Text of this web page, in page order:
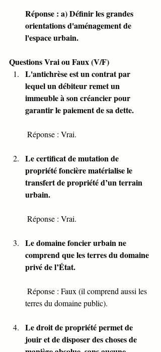
Réponse : a) Définir les grandes
orientations d'aménagement de
l'espace urbain.
Questions Vrai ou Faux (V/F)
L'antichrèse est un contrat par
lequel un débiteur remet un
immeuble à son créancier pour
garantir le paiement de sa dette.
Réponse : Vrai.
Le certificat de mutation de
propriété foncière matérialise le
transfert de propriété d’un terrain
urbain.
Réponse : Vrai.
Le domaine foncier urbain ne
comprend que les terres du domaine
privé de l’État.
terres du domaine public).
Le droit de propriété permet de
jouir et de disposer des choses de